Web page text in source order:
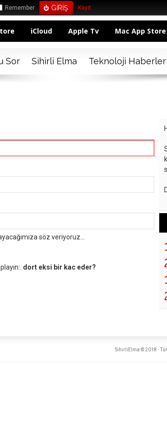
Remember Kayıt
iCloud Apple Tv Mac App Store
Sor Sihirli Elma Teknoloji Haberleri
söz veriyoruz...
dort eksi bir kac eder?
SihirliElma © 2018 -